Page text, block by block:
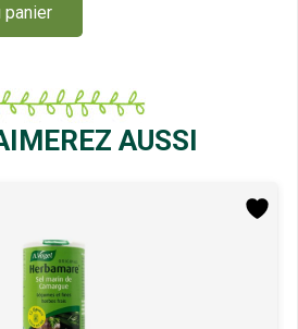
panier
AUSSI